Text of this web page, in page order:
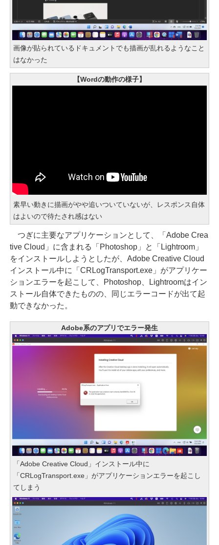
画像が貼られているドキュメントでも描画が乱れるようなこと
はなかった
【Wordの動作の様子】
素早い動きに描画がやや追いついていないが、レスポンス自体
はよいので待たされ感はない
つぎに主要なアプリケーションとして、「Adobe Crea
tive Cloud」に含まれる「Photoshop」と「Lightroom」
をインストールしようとしたが、Adobe Creative Cloud
インストール中に「CRLogTransport.exe」がアプリケー
ションエラーを起こして、Photoshop、Lightroomはイン
ストール自体できたものの、同じエラーコードが出て起
動できなかった。
Adobe系のアプリでエラー発生
「Adobe Creative Cloud」インストール中に
「CRLogTransport.exe」がアプリケーションエラーを起こし
てしまう